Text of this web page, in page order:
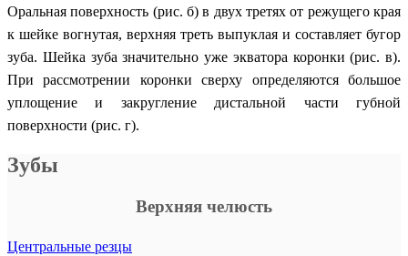
Оральная поверхность (рис. б) в двух третях от режущего края
к шейке вогнутая, верхняя треть выпуклая и составляет бугор
зуба. Шейка зуба значительно уже экватора коронки (рис. в).
При рассмотрении коронки сверху определяются большое
уплощение и закругление дистальной части губной
поверхности (рис. г).
Зубы
Верхняя челюсть
Центральные резцы